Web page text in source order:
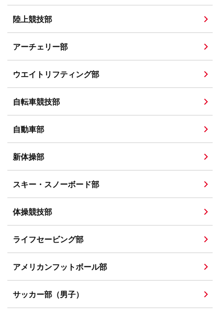
陸上競技部
アーチェリー部
ウエイトリフティング部
自転車競技部
自動車部
新体操部
スキー・スノーボード部
体操競技部
ライフセービング部
アメリカンフットボール部
サッカー部（男子）